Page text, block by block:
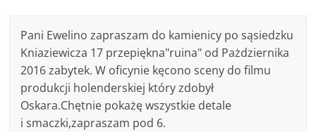
Pani Ewelino zapraszam do kamienicy po sąsiedzku
Kniaziewicza 17 przepiękna"ruina" od Pażdziernika
2016 zabytek. W oficynie kęcono sceny do filmu
produkcji holenderskiej który zdobył
Oskara.Chętnie pokażę wszystkie detale
i smaczki,zapraszam pod 6.